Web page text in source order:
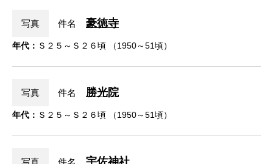
写真 件名 豪徳寺
年代： Ｓ２５～Ｓ２６頃 （1950～51頃）
写真 件名 勝光院
年代： Ｓ２５～Ｓ２６頃 （1950～51頃）
写真 件名